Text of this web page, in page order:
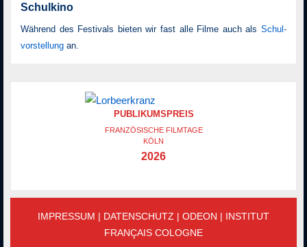
Schulkino
Während des Festivals bieten wir fast alle Filme auch als Schul­
vor­stellung an.
PUBLIKUMSPREIS
FRANZÖSISCHE FILMTAGE
KÖLN
2026
IMPRESSUM | DATENSCHUTZ | ODEON | INSTITUT
FRANÇAIS COLOGNE